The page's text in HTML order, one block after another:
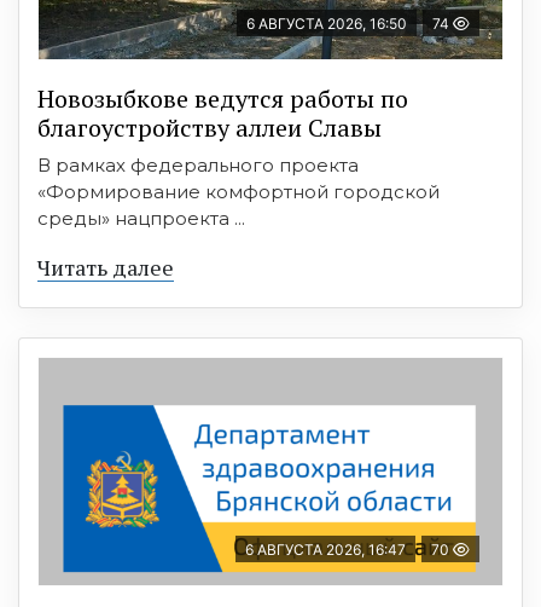
6 АВГУСТА 2026, 16:50 74
Новозыбкове ведутся работы по
благоустройству аллеи Славы
В рамках федерального проекта
«Формирование комфортной городской
среды» нацпроекта ...
Читать далее
6 АВГУСТА 2026, 16:47 70